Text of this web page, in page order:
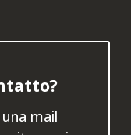
mail